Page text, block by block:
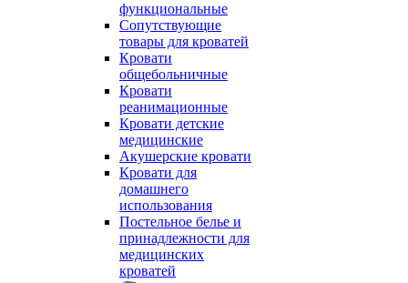
функциональные
Сопутствующие
товары для кроватей
Кровати
общебольничные
Кровати
реанимационные
Кровати детские
медицинские
Акушерские кровати
Кровати для
домашнего
использования
Постельное белье и
принадлежности для
медицинских
кроватей